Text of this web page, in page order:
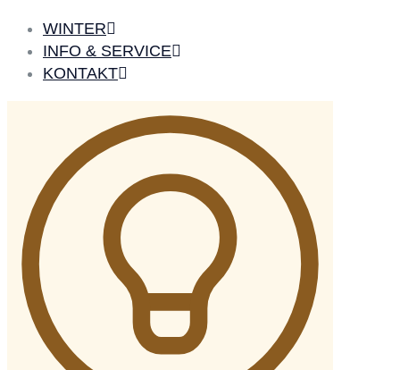
WINTER
INFO & SERVICE
KONTAKT